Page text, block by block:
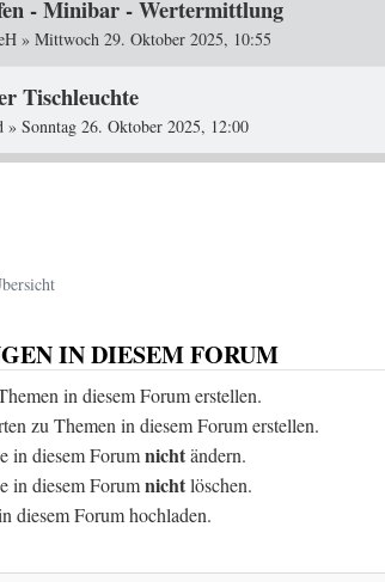
- Minibar - Wertermittlung
» Mittwoch 29. Oktober 2025, 10:55
Tischleuchte
» Sonntag 26. Oktober 2025, 12:00
IN DIESEM FORUM
in diesem Forum erstellen.
zu Themen in diesem Forum erstellen.
in diesem Forumnichtändern.
in diesem Forumnichtlöschen.
diesem Forum hochladen.